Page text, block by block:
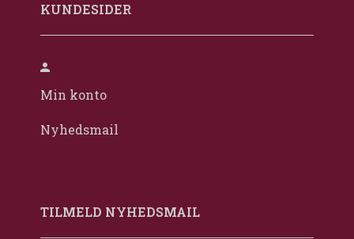
KUNDESIDER
Min konto
Nyhedsmail
TILMELD NYHEDSMAIL